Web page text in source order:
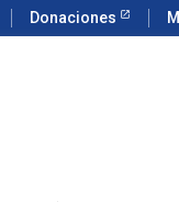
Donaciones